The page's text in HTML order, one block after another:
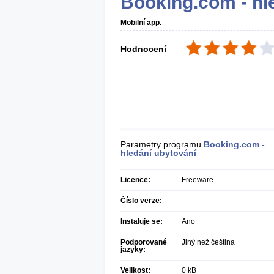
Mobilní app.
Hodnocení
Parametry programu Booking.com -
hledání ubytování
Licence: Freeware
Číslo verze:
Instaluje se: Ano
Podporované
jazyky:
Jiný než čeština
Velikost: 0 kB